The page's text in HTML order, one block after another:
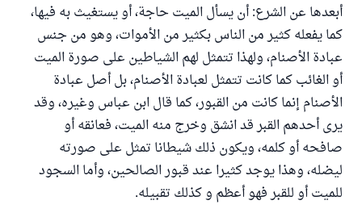
أبعدها عن الشرع: أن يسأل الميت حاجة، أو يستغيث به فيها،
كما يفعله كثير من الناس بكثير من الأموات، وهو من جنس
عبادة الأصنام، ولهذا تتمثل لهم الشياطين على صورة الميت
أو الغائب كما كانت تتمثل لعبادة الأصنام، بل أصل عبادة
الأصنام إنما كانت من القبور، كما قال ابن عباس وغيره، وقد
يرى أحدهم القبر قد انشق وخرج منه الميت، فعانقه أو
صافحه أو كلمه، ويكون ذلك شيطانا تمثل على صورته
ليضله، وهذا يوجد كثيرا عند قبور الصالحين، وأما السجود
للميت أو للقبر فهو أعظم و كذلك تقبيله.